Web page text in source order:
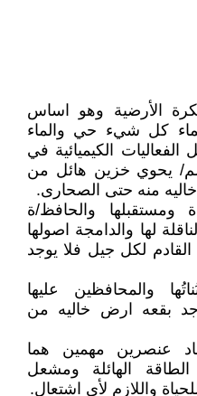
الأرضية وهو اساس
كل شيء حي والماء
الكيميائية في
يحوي خزين هائل من
خاليه منه حتى الصحارى.
ومستقبلها والحافظ/ة
لها والدامجة اصولها
لكل جيل فلا يوجد
والمحافظين عليها
بقعه ارض خاليه من
عنصرين مهمين هما
الطاقة الهائلة ومشعل
واللازم لأي اشتعال.